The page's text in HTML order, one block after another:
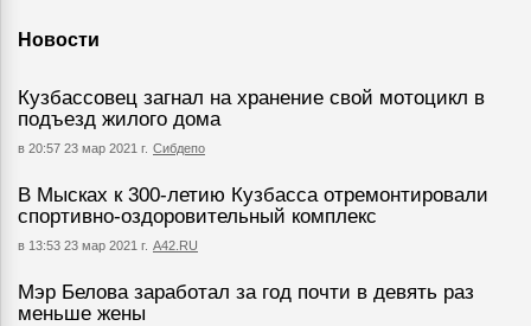
Новости
Кузбассовец загнал на хранение свой мотоцикл в
подъезд жилого дома
в 20:57 23 мар 2021 г. Сибдепо
В Мысках к 300-летию Кузбасса отремонтировали
спортивно-оздоровительный комплекс
в 13:53 23 мар 2021 г. А42.RU
Мэр Белова заработал за год почти в девять раз
меньше жены